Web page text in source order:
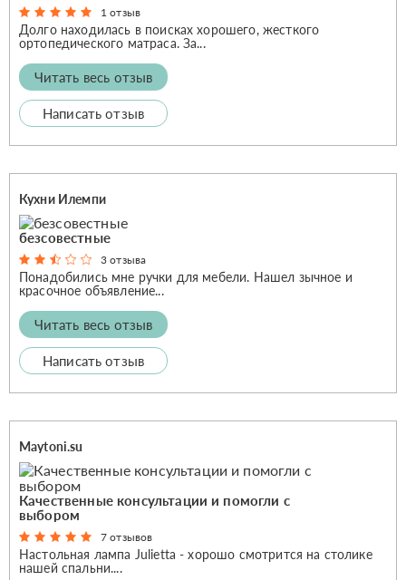
1 отзыв
Долго находилась в поисках хорошего, жесткого
ортопедического матраса. За...
Читать весь отзыв
Написать отзыв
Кухни Илемпи
безсовестные
3 отзыва
Понадобились мне ручки для мебели. Нашел зычное и
красочное объявление...
Читать весь отзыв
Написать отзыв
Maytoni.su
Качественные консультации и помогли с
выбором
7 отзывов
Настольная лампа Julietta - хорошо смотрится на столике
нашей спальни....